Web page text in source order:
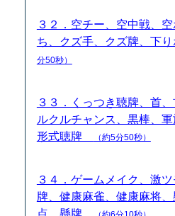
３２．空チー、空中戦、
ち、クズ手、クズ牌、下
分50秒）
３３．くっつき聴牌、首
ルクルチャンス、黒棒、
形式聴牌
（約5分50秒）
３４．ゲームメイク、激
牌、健康麻雀、健康麻将
点、懸牌